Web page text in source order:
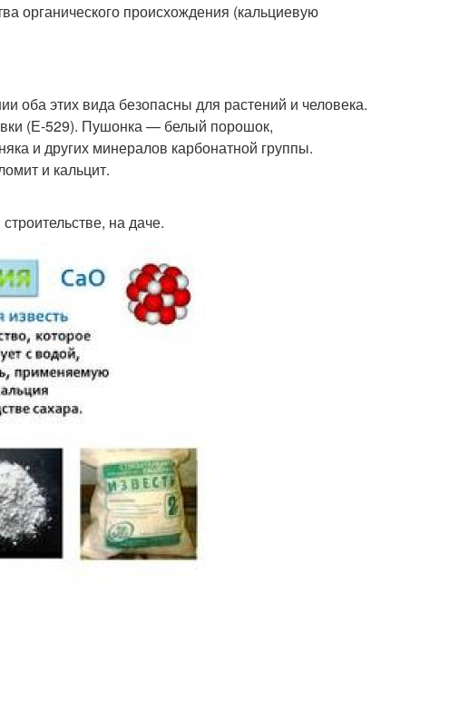
органического происхождения (кальциевую
оба этих вида безопасны для растений и человека.
(Е-529). Пушонка — белый порошок,
и других минералов карбонатной группы.
и кальцит.
на даче.